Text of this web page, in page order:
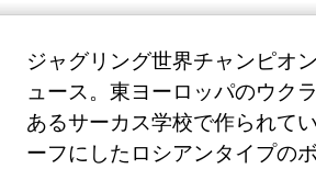
ジャグリング世界チャンピオ
ュース。東ヨーロッパのウク
あるサーカス学校で作られて
ーフにしたロシアンタイプのボ